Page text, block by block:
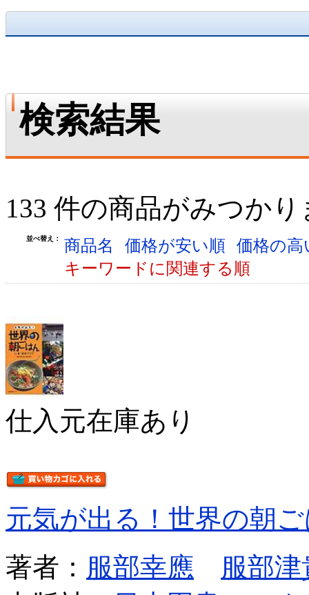
検索結果
133 件の商品がみつか
並べ替え： 商品名 価格が安い順 価格の
キーワードに関連する順
仕入元在庫あり
元気が出る！世界の朝
著者： 服部幸應
服部